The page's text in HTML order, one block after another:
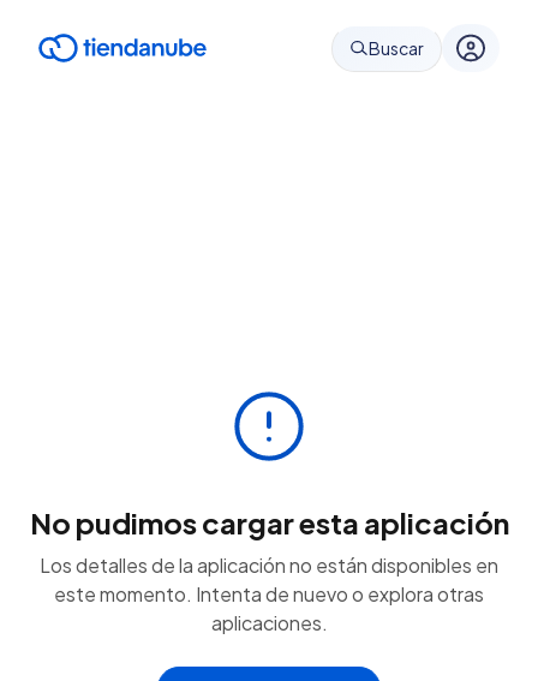
Buscar
No pudimos cargar esta aplicación
Los detalles de la aplicación no están disponibles en
este momento. Intenta de nuevo o explora otras
aplicaciones.